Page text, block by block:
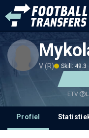
V (R) Skill: 49.3
ETV
Profiel